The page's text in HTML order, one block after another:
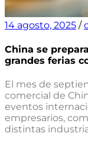
14 agosto, 2025 /
China se
grandes ferias
El mes de
comercial de
eventos
empresarios,
distintas